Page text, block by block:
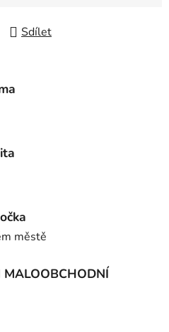
Sdílet
městě
MALOOBCHODNÍ